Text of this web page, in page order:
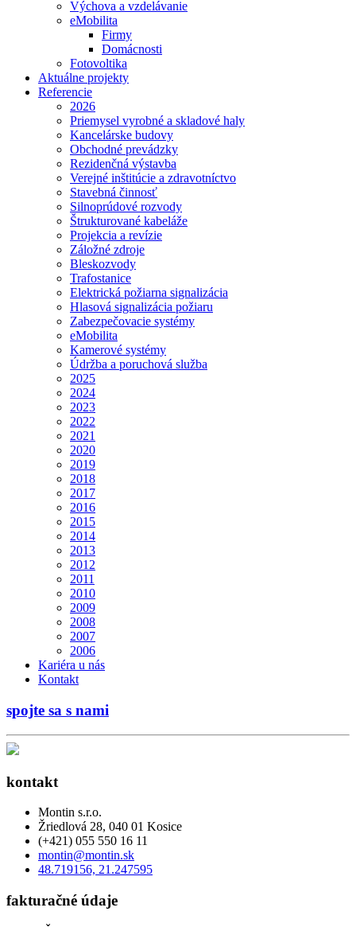
Výchova a vzdelávanie
eMobilita
Firmy
Domácnosti
Fotovoltika
Aktuálne projekty
Referencie
2026
Priemysel vyrobné a skladové haly
Kancelárske budovy
Obchodné prevádzky
Rezidenčná výstavba
Verejné inštitúcie a zdravotníctvo
Stavebná činnosť
Silnoprúdové rozvody
Štrukturované kabeláže
Projekcia a revízie
Záložné zdroje
Bleskozvody
Trafostanice
Elektrická požiarna signalizácia
Hlasová signalizácia požiaru
Zabezpečovacie systémy
eMobilita
Kamerové systémy
Údržba a poruchová služba
2025
2024
2023
2022
2021
2020
2019
2018
2017
2016
2015
2014
2013
2012
2011
2010
2009
2008
2007
2006
Kariéra u nás
Kontakt
spojte sa s nami
kontakt
Montin s.r.o.
Žriedlová 28, 040 01 Kosice
(+421) 055 550 16 11
montin@montin.sk
48.719156, 21.247595
fakturačné údaje